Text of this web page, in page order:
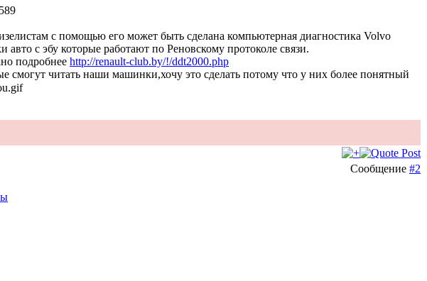
с помощью его может быть сделана компьютерная диагностика Volvo
с эбу которые работают по Реновскому протоколе связи.
подробнее http://renault-club.by/!/ddt2000.php
читать наши машинки,хочу это сделать потому что у них более понятный
Сообщение #2